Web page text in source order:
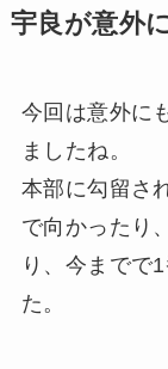
宇良が意外
今回は意外に
ましたね。
本部に勾留さ
で向かったり
り、今までで
た。